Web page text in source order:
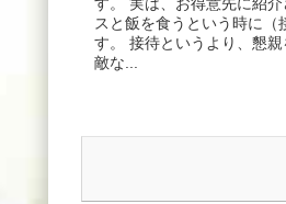
スと飯を食うという時に
す。 接待というより、懇
敵な...